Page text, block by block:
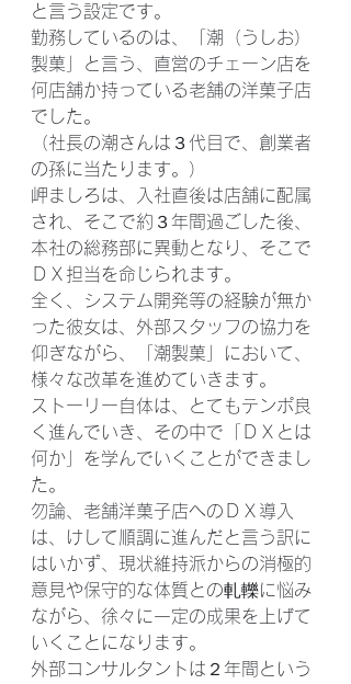
と言う設定です。
勤務しているのは、「潮（うしお）
製菓」と言う、直営のチェーン店を
何店舗か持っている老舗の洋菓子店
でした。
（社長の潮さんは３代目で、創業者
の孫に当たります。）
岬ましろは、入社直後は店舗に配属
され、そこで約３年間過ごした後、
本社の総務部に異動となり、そこで
ＤＸ担当を命じられます。
全く、システム開発等の経験が無か
った彼女は、外部スタッフの協力を
仰ぎながら、「潮製菓」において、
様々な改革を進めていきます。
ストーリー自体は、とてもテンポ良
く進んでいき、その中で「ＤＸとは
何か」を学んでいくことができまし
た。
勿論、老舗洋菓子店へのＤＸ導入
は、けして順調に進んだと言う訳に
はいかず、現状維持派からの消極的
意見や保守的な体質との軋轢に悩み
ながら、徐々に一定の成果を上げて
いくことになります。
外部コンサルタントは２年間という